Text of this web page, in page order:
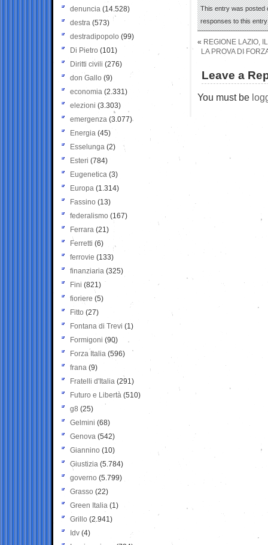
This entry was posted
responses to this
« REGIONE LAZIO,
LA PROVA DI
Leave a
You must be
denuncia (14.528)
destra (573)
destradipopolo (99)
Di Pietro (101)
Diritti civili (276)
don Gallo (9)
economia (2.331)
elezioni (3.303)
emergenza (3.077)
Energia (45)
Esselunga (2)
Esteri (784)
Eugenetica (3)
Europa (1.314)
Fassino (13)
federalismo (167)
Ferrara (21)
Ferretti (6)
ferrovie (133)
finanziaria (325)
Fini (821)
fioriere (5)
Fitto (27)
Fontana di Trevi (1)
Formigoni (90)
Forza Italia (596)
frana (9)
Fratelli d'Italia (291)
Futuro e Libertà (510)
g8 (25)
Gelmini (68)
Genova (542)
Giannino (10)
Giustizia (5.784)
governo (5.799)
Grasso (22)
Green Italia (1)
Grillo (2.941)
Idv (4)